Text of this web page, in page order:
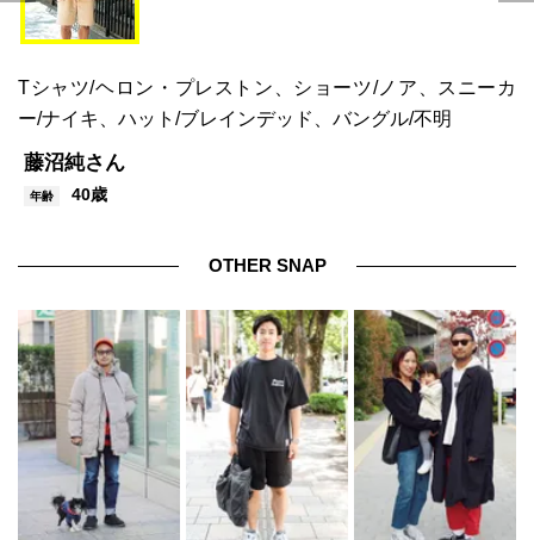
Tシャツ/ヘロン・プレストン、ショーツ/ノア、スニーカ
ー/ナイキ、ハット/ブレインデッド、バングル/不明
藤沼純さん
年齢 40歳
OTHER SNAP